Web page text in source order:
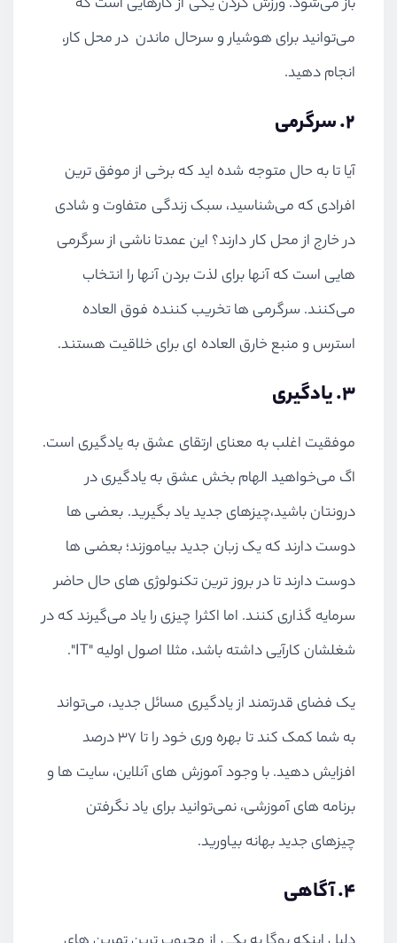
می‌توانید برای هوشیار و سرحال ماندن در محل کار،
انجام دهید.
۲. سرگرمی
آیا تا به حال متوجه شده اید که برخی از موفق ترین
افرادی که می‌شناسید، سبک زندگی متفاوت و شادی
در خارج از محل کار دارند؟ این عمدتا ناشی از سرگرمی
هایی است که آنها برای لذت بردن آنها را انتخاب
می‌کنند. سرگرمی ها تخریب کننده فوق العاده
استرس و منبع خارق العاده ای برای خلاقیت هستند.
۳. یادگیری
موفقیت اغلب به معنای ارتقای عشق به یادگیری است.
اگ می‌خواهید الهام بخش عشق به یادگیری در
درونتان باشید،چیزهای جدید یاد بگیرید. بعضی ها
دوست دارند که یک زبان جدید بیاموزند؛ بعضی ها
دوست دارند تا در بروز ترین تکنولوژی های حال حاضر
سرمایه گذاری کنند. اما اکثرا چیزی را یاد می‌گیرند که در
شغلشان کارآیی داشته باشد، مثلا اصول اولیه "IT".
یک فضای قدرتمند از یادگیری مسائل جدید، می‌تواند
به شما کمک کند تا بهره وری خود را تا ۳۷ درصد
افزایش دهید. با وجود آموزش های آنلاین، سایت ها و
برنامه های آموزشی، نمی‌توانید برای یاد نگرفتن
چیزهای جدید بهانه بیاورید.
۴. آگاهی